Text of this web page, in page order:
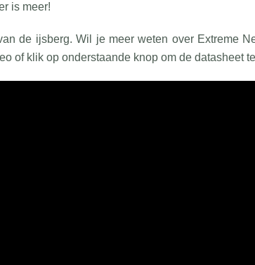
is meer!
de ijsberg. Wil je meer weten over Extreme
of klik op onderstaande knop om de datasheet